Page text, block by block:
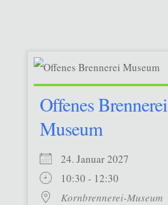
Offenes Brennerei
Museum
24. Januar 2027
10:30 - 12:30
Kornbrennerei-Museum